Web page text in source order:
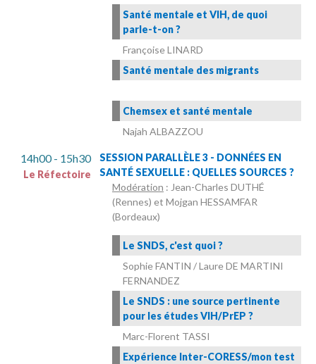
Santé mentale et VIH, de quoi
parle-t-on ?
Françoise LINARD
Santé mentale des migrants
Chemsex et santé mentale
Najah ALBAZZOU
14h00 - 15h30
Le Réfectoire
SESSION PARALLÈLE 3 - DONNÉES EN
SANTÉ SEXUELLE : QUELLES SOURCES ?
Modération : Jean-Charles DUTHÉ
(Rennes) et Mojgan HESSAMFAR
(Bordeaux)
Le SNDS, c'est quoi ?
Sophie FANTIN / Laure DE MARTINI
FERNANDEZ
Le SNDS : une source pertinente
pour les études VIH/PrEP ?
Marc-Florent TASSI
Expérience Inter-CORESS/mon test